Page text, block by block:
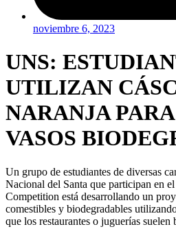
noviembre 6, 2023
UNS:
UTILIZAN
NARANJA
VASOS
Un grupo de estudiantes de diversas
Nacional del Santa que participan en
Competition está desarrollando un
comestibles y biodegradables
que los restaurantes o juguerías suelen